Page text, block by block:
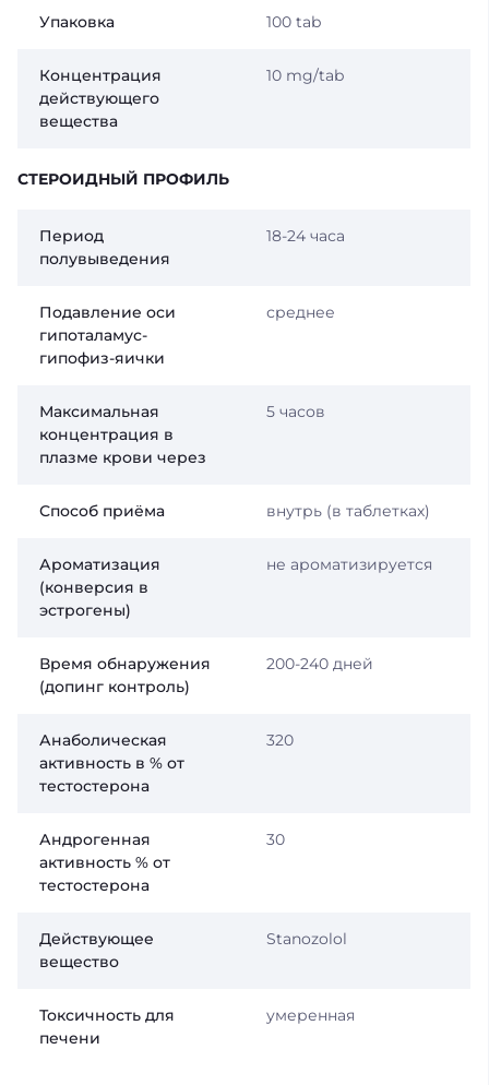
Упаковка 100 tab
Концентрация
действующего
вещества
10 mg/tab
СТЕРОИДНЫЙ ПРОФИЛЬ
Период
полувыведения
18-24 часа
Подавление оси
гипоталамус-
гипофиз-яички
среднее
Максимальная
концентрация в
плазме крови через
5 часов
Способ приёма внутрь (в таблетках)
Ароматизация
(конверсия в
эстрогены)
не ароматизируется
Время обнаружения
(допинг контроль)
200-240 дней
Анаболическая
активность в % от
тестостерона
320
Андрогенная
активность % от
тестостерона
30
Действующее
вещество
Stanozolol
Токсичность для
печени
умеренная